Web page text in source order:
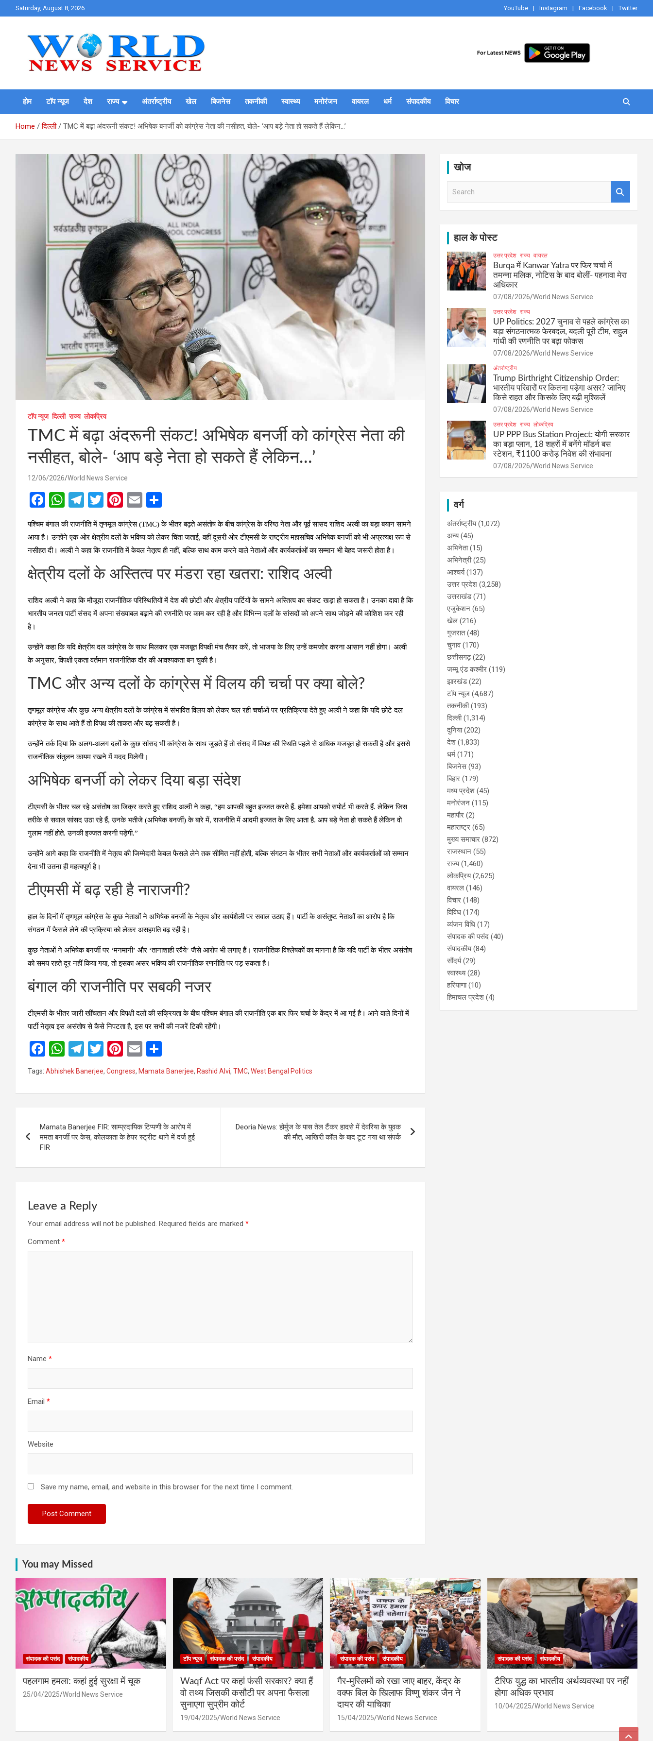
to
Saturday, August 8, 2026 YouTube Instagram Facebook Twitter
World News Service
होम टॉप न्यूज देश राज्य अंतर्राष्ट्रीय खेल बिजनेस तकनीकी स्वास्थ्य मनोरंजन वायरल धर्म संपादकीय विचार
Home दिल्ली TMC में बढ़ा अंदरूनी संकट! अभिषेक बनर्जी को कांग्रेस नेता की नसीहत, बोले- ‘आप बड़े नेता हो सकते हैं लेकिन…’
टॉप न्यूज दिल्ली राज्य लोकप्रिय
TMC में बढ़ा अंदरूनी संकट! अभिषेक बनर्जी को कांग्रेस नेता की
नसीहत, बोले- ‘आप बड़े नेता हो सकते हैं लेकिन…’
12/06/2026 World News Service
F
a
ce
b
o
o
k
W
h
at
s
p
p
T
el
e
gr
a
m
T
tt
er
Pi
nt
er
es
t
E
ail
h
ar
e
पश्चिम बंगाल की राजनीति में तृणमूल कांग्रेस (TMC) के भीतर बढ़ते असंतोष के बीच कांग्रेस के वरिष्ठ नेता और पूर्व सांसद राशिद अल्वी का बड़ा बयान सामने
आया है। उन्होंने एक ओर क्षेत्रीय दलों के भविष्य को लेकर चिंता जताई, वहीं दूसरी ओर टीएमसी के राष्ट्रीय महासचिव अभिषेक बनर्जी को भी अप्रत्यक्ष रूप से
नसीहत दी। अल्वी ने कहा कि राजनीति में केवल नेतृत्व ही नहीं, बल्कि साथ काम करने वाले नेताओं और कार्यकर्ताओं का सम्मान भी बेहद जरूरी होता है।
क्षेत्रीय दलों के अस्तित्व पर मंडरा रहा खतरा: राशिद अल्वी
राशिद अल्वी ने कहा कि मौजूदा राजनीतिक परिस्थितियों में देश की छोटी और क्षेत्रीय पार्टियों के सामने अस्तित्व का संकट खड़ा हो सकता है। उनका दावा है कि
भारतीय जनता पार्टी संसद में अपना संख्याबल बढ़ाने की रणनीति पर काम कर रही है और विभिन्न दलों के सांसदों को अपने साथ जोड़ने की कोशिश कर रही
है।
उन्होंने कहा कि यदि क्षेत्रीय दल कांग्रेस के साथ मिलकर एक मजबूत विपक्षी मंच तैयार करें, तो भाजपा के लिए उन्हें कमजोर करना आसान नहीं होगा। अल्वी
के अनुसार, विपक्षी एकता वर्तमान राजनीतिक दौर की आवश्यकता बन चुकी है।
TMC और अन्य दलों के कांग्रेस में विलय की चर्चा पर क्या बोले?
तृणमूल कांग्रेस और कुछ अन्य क्षेत्रीय दलों के कांग्रेस में संभावित विलय को लेकर चल रही चर्चाओं पर प्रतिक्रिया देते हुए अल्वी ने कहा कि यदि छोटे दल
कांग्रेस के साथ आते हैं तो विपक्ष की ताकत और बढ़ सकती है।
उन्होंने तर्क दिया कि अलग-अलग दलों के कुछ सांसद भी कांग्रेस के साथ जुड़ते हैं तो संसद में विपक्ष की स्थिति पहले से अधिक मजबूत हो सकती है और इससे
राजनीतिक संतुलन कायम रखने में मदद मिलेगी।
अभिषेक बनर्जी को लेकर दिया बड़ा संदेश
टीएमसी के भीतर चल रहे असंतोष का जिक्र करते हुए राशिद अल्वी ने कहा, “हम आपकी बहुत इज्जत करते हैं. हमेशा आपको सपोर्ट भी करते हैं. लेकिन जिस
तरीके से सवाल सांसद उठा रहे हैं, उनके भतीजे (अभिषेक बनर्जी) के बारे में, राजनीति में आदमी इज्जत के लिए आता है. आप बड़े नेता हो सकते हैं लेकिन वो
गुलाम नहीं होते. उनकी इज्जत करनी पड़ेगी.”
उन्होंने आगे कहा कि राजनीति में नेतृत्व की जिम्मेदारी केवल फैसले लेने तक सीमित नहीं होती, बल्कि संगठन के भीतर सभी नेताओं और कार्यकर्ताओं को सम्मान
देना भी उतना ही महत्वपूर्ण है।
टीएमसी में बढ़ रही है नाराजगी?
हाल के दिनों में तृणमूल कांग्रेस के कुछ नेताओं ने अभिषेक बनर्जी के नेतृत्व और कार्यशैली पर सवाल उठाए हैं। पार्टी के असंतुष्ट नेताओं का आरोप है कि
संगठन में फैसले लेने की प्रक्रिया को लेकर असहमति बढ़ रही है।
कुछ नेताओं ने अभिषेक बनर्जी पर ‘मनमानी’ और ‘तानाशाही रवैये’ जैसे आरोप भी लगाए हैं। राजनीतिक विश्लेषकों का मानना है कि यदि पार्टी के भीतर असंतोष
को समय रहते दूर नहीं किया गया, तो इसका असर भविष्य की राजनीतिक रणनीति पर पड़ सकता है।
बंगाल की राजनीति पर सबकी नजर
टीएमसी के भीतर जारी खींचतान और विपक्षी दलों की सक्रियता के बीच पश्चिम बंगाल की राजनीति एक बार फिर चर्चा के केंद्र में आ गई है। आने वाले दिनों में
पार्टी नेतृत्व इस असंतोष से कैसे निपटता है, इस पर सभी की नजरें टिकी रहेंगी।
F
a
ce
b
o
k
W
h
at
s
p
p
T
el
e
gr
m
T
wi
tt
er
Pi
er
es
E
m
ail
h
ar
e
Tags: Abhishek Banerjee, Congress, Mamata Banerjee, Rashid Alvi, TMC, West Bengal Politics
navigation
Mamata Banerjee FIR: साम्प्रदायिक टिप्पणी के आरोप में
ममता बनर्जी पर केस, कोलकाता के हेयर स्ट्रीट थाने में दर्ज हुई
FIR
Deoria News: होर्मुज के पास तेल टैंकर हादसे में देवरिया के युवक
की मौत, आखिरी कॉल के बाद टूट गया था संपर्क
Leave a Reply
Your email address will not be published. Required fields are marked *
Comment *
Name *
Email *
Website
Save my name, email, and website in this browser for the next time I comment.
खोज
हाल के पोस्ट
उत्तर प्रदेश राज्य वायरल
Burqa में Kanwar Yatra पर फिर चर्चा में
तमन्ना मलिक, नोटिस के बाद बोलीं- पहनावा मेरा
अधिकार
07/08/2026 World News Service
उत्तर प्रदेश राज्य
UP Politics: 2027 चुनाव से पहले कांग्रेस का
बड़ा संगठनात्मक फेरबदल, बदली पूरी टीम, राहुल
गांधी की रणनीति पर बढ़ा फोकस
07/08/2026 World News Service
अंतर्राष्ट्रीय
Trump Birthright Citizenship Order:
भारतीय परिवारों पर कितना पड़ेगा असर? जानिए
किसे राहत और किसके लिए बढ़ी मुश्किलें
07/08/2026 World News Service
उत्तर प्रदेश राज्य लोकप्रिय
UP PPP Bus Station Project: योगी सरकार
का बड़ा प्लान, 18 शहरों में बनेंगे मॉडर्न बस
स्टेशन, ₹1100 करोड़ निवेश की संभावना
07/08/2026 World News Service
वर्ग
अंतर्राष्ट्रीय(1,072)
अन्य(45)
अभिनेता(15)
अभिनेत्री(25)
आश्चर्य(137)
उत्तर प्रदेश (3,258)
उत्तराखंड(71)
एजुकेशन (65)
खेल (216)
गुजरात(48)
चुनाव(170)
छत्तीसगढ़(22)
जम्मू एंड कश्मीर (119)
झारखंड(22)
टॉप न्यूज (4,687)
तकनीकी(193)
दिल्ली(1,314)
दुनिया(202)
देश (1,833)
धर्म (171)
बिजनेस(93)
बिहार (179)
मध्य प्रदेश (45)
मनोरंजन (115)
महापौर (2)
महाराष्ट्र (65)
मुख्य समाचार (872)
राजस्थान (55)
राज्य(1,460)
लोकप्रिय(2,625)
वायरल (146)
विचार (148)
विविध (174)
व्यंजन विधि (17)
संपादक की पसंद (40)
संपादकीय(84)
सौंदर्य(29)
स्वास्थ्य(28)
हरियाणा(10)
हिमाचल प्रदेश (4)
You may Missed
संपादक की पसंद संपादकीय
पहलगाम हमला: कहां हुई सुरक्षा में चूक
25/04/2025 World News Service
टॉप न्यूज संपादक की पसंद संपादकीय
Waqf Act पर कहां फंसी सरकार? क्या हैं
वो तथ्य जिसकी कसौटी पर अपना फैसला
सुनाएगा सुप्रीम कोर्ट
19/04/2025 World News Service
संपादक की पसंद संपादकीय
गैर-मुस्लिमों को रखा जाए बाहर, केंद्र के
वक्फ बिल के खिलाफ विष्णु शंकर जैन ने
दायर की याचिका
15/04/2025 World News Service
संपादक की पसंद संपादकीय
टैरिफ युद्ध का भारतीय अर्थव्यवस्था पर नहीं
होगा अधिक प्रभाव
10/04/2025 World News Service